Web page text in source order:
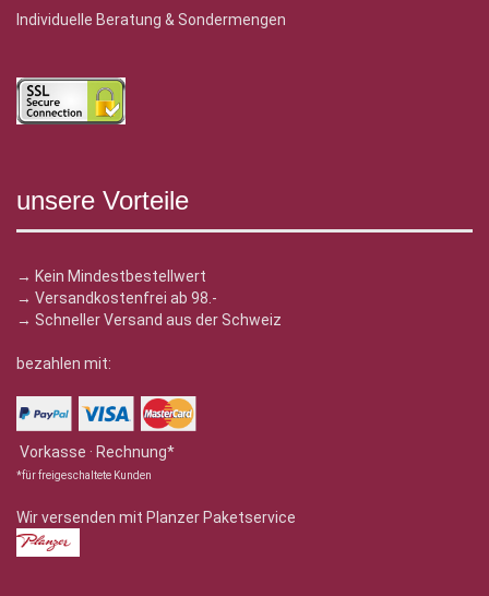
Individuelle Beratung & Sondermengen
unsere Vorteile
→ Kein Mindestbestellwert
→ Versandkostenfrei ab 98.-
→ Schneller Versand aus der Schweiz
bezahlen mit:
Vorkasse · Rechnung*
*für freigeschaltete Kunden
Wir versenden mit Planzer Paketservice